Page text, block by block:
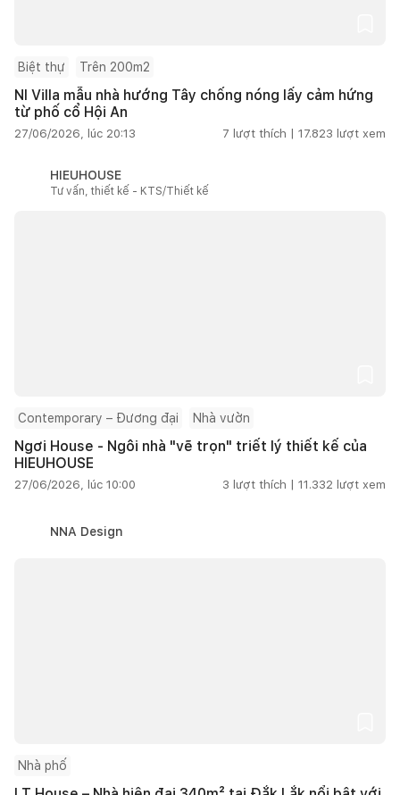
Biệt thự Trên 200m2
NI Villa mẫu nhà hướng Tây chống nóng lấy cảm hứng
từ phố cổ Hội An
27/06/2026, lúc 20:13 7 lượt thích | 17.823 lượt xem
HIEUHOUSE
Tư vấn, thiết kế - KTS/Thiết kế
Contemporary – Đương đại Nhà vườn
Ngơi House - Ngôi nhà "vẽ trọn" triết lý thiết kế của
HIEUHOUSE
27/06/2026, lúc 10:00 3 lượt thích | 11.332 lượt xem
NNA Design
Nhà phố